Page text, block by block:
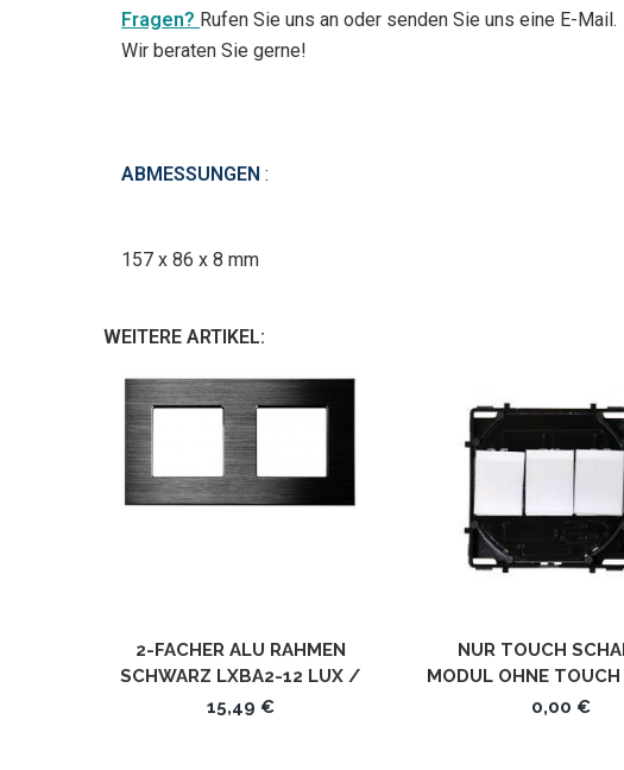
Fragen? Rufen Sie uns an oder senden Sie uns eine E-Mail.
Wir beraten Sie gerne!
ABMESSUNGEN :
157 x 86 x 8 mm
WEITERE ARTIKEL:
2-FACHER ALU RAHMEN
SCHWARZ LXBA2-12 LUX /
POINT / KRONE LUXUS TIME
15,49 €
NUR TOUCH
MODUL OHNE TOUCH
VON LUXUS-TIME
0,00 €